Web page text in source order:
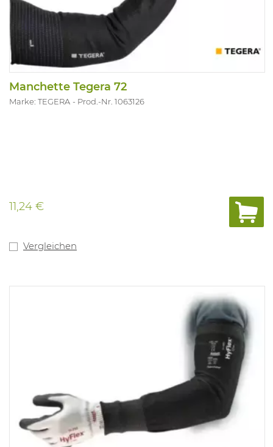
Manchette Tegera 72
Marke: TEGERA Prod.-Nr. 1063126
11,24 €
Vergleichen